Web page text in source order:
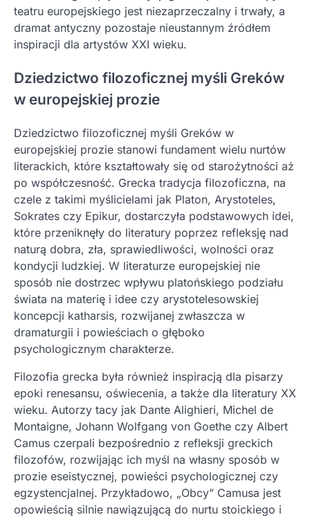
teatru europejskiego jest niezaprzeczalny i trwały, a
dramat antyczny pozostaje nieustannym źródłem
inspiracji dla artystów XXI wieku.
Dziedzictwo filozoficznej myśli Greków
w europejskiej prozie
Dziedzictwo filozoficznej myśli Greków w
europejskiej prozie stanowi fundament wielu nurtów
literackich, które kształtowały się od starożytności aż
po współczesność. Grecka tradycja filozoficzna, na
czele z takimi myślicielami jak Platon, Arystoteles,
Sokrates czy Epikur, dostarczyła podstawowych idei,
które przeniknęły do literatury poprzez refleksję nad
naturą dobra, zła, sprawiedliwości, wolności oraz
kondycji ludzkiej. W literaturze europejskiej nie
sposób nie dostrzec wpływu platońskiego podziału
świata na materię i idee czy arystotelesowskiej
koncepcji katharsis, rozwijanej zwłaszcza w
dramaturgii i powieściach o głęboko
psychologicznym charakterze.
Filozofia grecka była również inspiracją dla pisarzy
epoki renesansu, oświecenia, a także dla literatury XX
wieku. Autorzy tacy jak Dante Alighieri, Michel de
Montaigne, Johann Wolfgang von Goethe czy Albert
Camus czerpali bezpośrednio z refleksji greckich
filozofów, rozwijając ich myśl na własny sposób w
prozie eseistycznej, powieści psychologicznej czy
egzystencjalnej. Przykładowo, „Obcy” Camusa jest
opowieścią silnie nawiązującą do nurtu stoickiego i